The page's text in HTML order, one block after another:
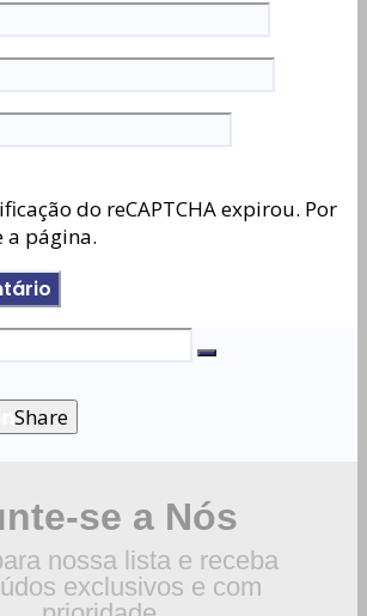
do reCAPTCHA expirou. Por
a página.
Share
se a Nós
nossa lista e receba
exclusivos e com